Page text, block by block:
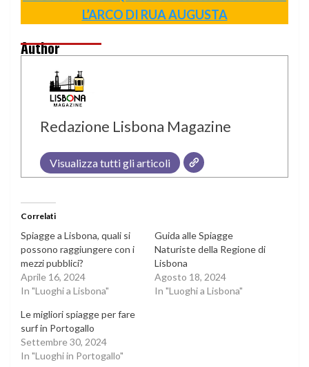
L’ARCO DI RUA AUGUSTA
Author
Redazione Lisbona Magazine
Visualizza tutti gli articoli
Correlati
Spiagge a Lisbona, quali si
possono raggiungere con i
mezzi pubblici?
Aprile 16, 2024
In "Luoghi a Lisbona"
Guida alle Spiagge
Naturiste della Regione di
Lisbona
Agosto 18, 2024
In "Luoghi a Lisbona"
Le migliori spiagge per fare
surf in Portogallo
Settembre 30, 2024
In "Luoghi in Portogallo"